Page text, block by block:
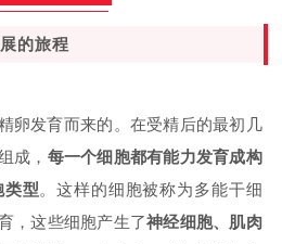
的旅程
卵发育而来的。在受精后的最初几
成， 每一个细胞都有能力发育成构
类型。这样的细胞被称为多能干细
，这些细胞产生了神经细胞、肌肉